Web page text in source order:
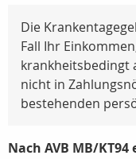
Die
Fall Ihr
krankheitsbedingt
nicht in
bestehenden
Nach AVB MB/